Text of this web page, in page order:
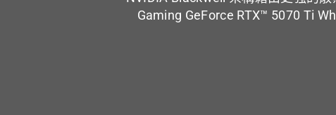
Gaming GeForce RTX™ 5070 Ti